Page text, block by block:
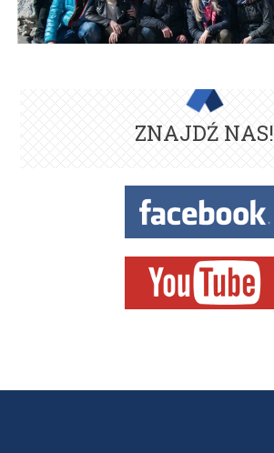
ZNAJDŹ NAS!